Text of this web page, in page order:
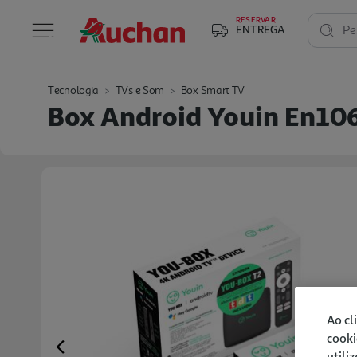
RESERVAR
ENTREGA
Tecnologia TVs e Som Box Smart TV
Box Android Youin
Ao